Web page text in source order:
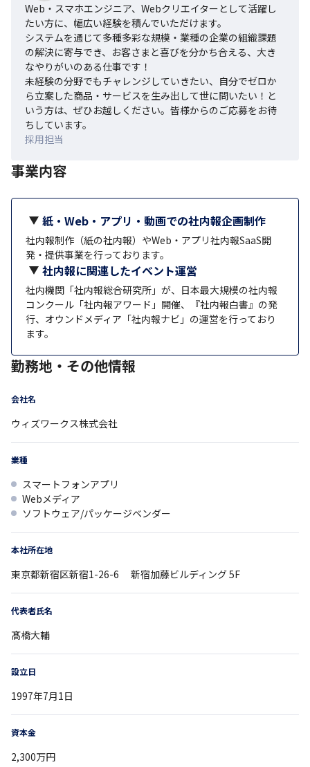
Web・スマホエンジニア、Webクリエイターとして活躍し
たい方に、幅広い経験を積んでいただけます。
システムを通じて多種多彩な規模・業種の企業の組織課題
の解決に寄与でき、お客さまと喜びを分かち合える、大き
なやりがいのある仕事です！
未経験の分野でもチャレンジしていきたい、自分でゼロか
ら立案した商品・サービスを生み出して世に問いたい！と
いう方は、ぜひお越しください。皆様からのご応募をお待
ちしています。
採用担当
事業内容
紙・Web・アプリ・動画での社内報企画制作
社内報制作（紙の社内報）やWeb・アプリ社内報SaaS開
発・提供事業を行っております。
社内報に関連したイベント運営
社内機関「社内報総合研究所」が、日本最大規模の社内報
コンクール「社内報アワード」開催、『社内報白書』の発
行、オウンドメディア「社内報ナビ」の運営を行っており
ます。
勤務地・その他情報
会社名
ウィズワークス株式会社
業種
スマートフォンアプリ
Webメディア
ソフトウェア/パッケージベンダー
本社所在地
東京都新宿区新宿1-26-6 新宿加藤ビルディング 5F
代表者氏名
髙橋大輔
設立日
1997年7月1日
資本金
2,300万円